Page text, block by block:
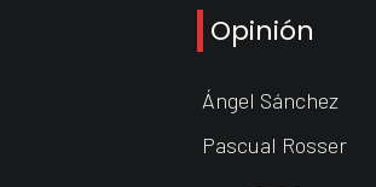
Opinión
Ángel Sánchez
Pascual Rosser